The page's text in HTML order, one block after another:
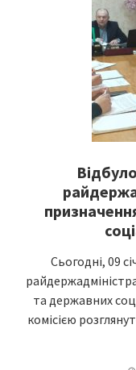
Сьогодні, 09
та державних
комісією